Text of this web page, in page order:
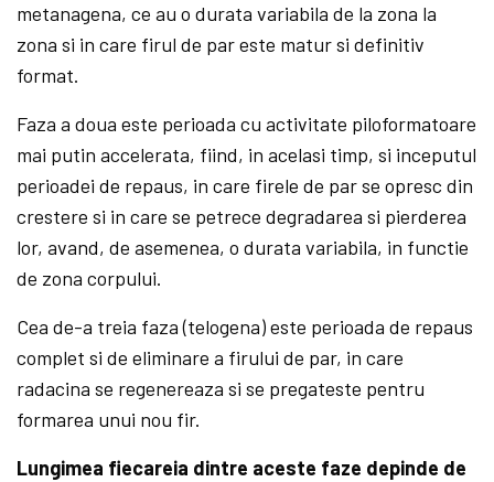
metanagena, ce au o durata variabila de la zona la
zona si in care firul de par este matur si definitiv
format.
Faza a doua este perioada cu activitate piloformatoare
mai putin accelerata, fiind, in acelasi timp, si inceputul
perioadei de repaus, in care firele de par se opresc din
crestere si in care se petrece degradarea si pierderea
lor, avand, de asemenea, o durata variabila, in functie
de zona corpului.
Cea de-a treia faza (telogena) este perioada de repaus
complet si de eliminare a firului de par, in care
radacina se regenereaza si se pregateste pentru
formarea unui nou fir.
Lungimea fiecareia dintre aceste faze depinde de